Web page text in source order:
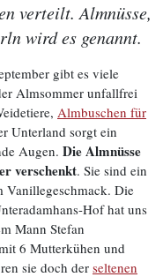
verteilt. Almnüsse,
wird es genannt.
gibt es viele
Almsommer unfallfrei
Almbuschen für
Unterland sorgt ein
Augen. Die Almnüsse
verschenkt. Sie sind ein
Vanillegeschmack. Die
Hof hat uns
Mann Stefan
6 Mutterkühen und
sie doch der seltenen